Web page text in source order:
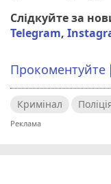
Слідкуйте за
Telegram,
Прокоментуйте
Кримінал